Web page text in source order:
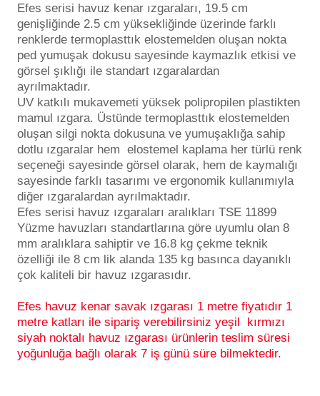
e Pool Expert
Havuz Filtre
Havuz Kış Kimyasalı
Kalsiyum Hipoklorit
Süper Pool
Tuz
Temizleyici
Bahçe Süs Havuzu
Endüstriyel Blower
Ayak Havuzu
Havuz Robotu Yedek
Dezenfeksiyon
Efes serisi havuz kenar ızgaraları, 19.5 cm
genişliğinde 2.5 cm yüksekliğinde üzerinde farklı
renklerde termoplasttık elostemelden oluşan nokta
ped yumuşak dokusu sayesinde kaymazlık etkisi ve
görsel şıklığı ile standart ızgaralardan
ayrılmaktadır.
UV katkılı mukavemeti yüksek polipropilen plastikten
mamul ızgara. Üstünde termoplasttık elostemelden
oluşan silgi nokta dokusuna ve yumuşaklığa sahip
dotlu ızgaralar hem elostemel kaplama her türlü renk
seçeneği sayesinde görsel olarak, hem de kaymalığı
sayesinde farklı tasarımı ve ergonomik kullanımıyla
diğer ızgaralardan ayrılmaktadır.
Efes serisi havuz ızgaraları aralıkları TSE 11899
Yüzme havuzları standartlarına göre uyumlu olan 8
mm aralıklara sahiptir ve 16.8 kg çekme teknik
özelliği ile 8 cm lik alanda 135 kg basınca dayanıklı
çok kaliteli bir havuz ızgarasıdır.
Efes havuz kenar savak ızgarası 1 metre fiyatıdır 1
metre katları ile sipariş verebilirsiniz yeşil kırmızı
siyah noktalı havuz ızgarası ürünlerin teslim süresi
yoğunluğa bağlı olarak 7 iş günü süre bilmektedir.